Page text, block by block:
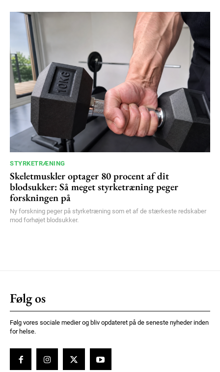
STYRKETRÆNING
Skeletmuskler optager 80 procent af dit
blodsukker: Så meget styrketræning peger
forskningen på
Ny forskning peger på styrketræning som et af de stærkeste redskaber
mod forhøjet blodsukker.
Følg os
Følg vores sociale medier og bliv opdateret på de seneste nyheder inden
for helse.